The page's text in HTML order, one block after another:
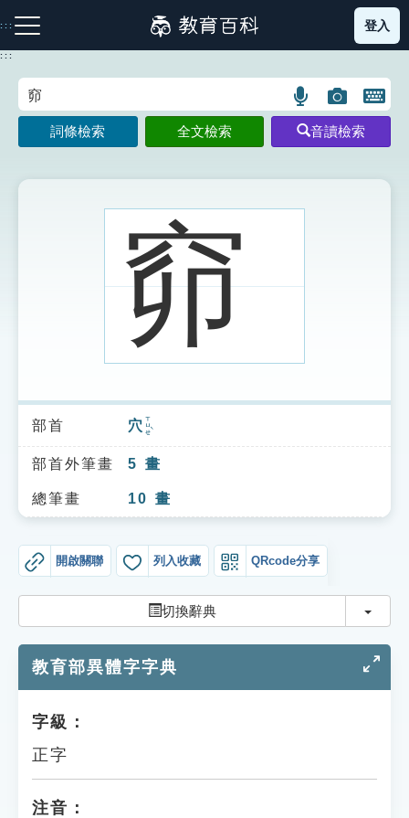
到
主
:::
注音索引圖示 筆畫索引圖示 部首索引表圖示
索引選單
知識索引
單字索引
遊戲專區
教學應用
貓頭鷹博士
登入
:::
語
言
搜
示
圖
片
搜
開
鍵
圖
詞條檢索 全文檢索 音讀檢索
窌
部首 穴 ㄒㄩㄝˋ
部首外筆畫 5 畫
總筆畫 10 畫
開啟關聯 列入收藏 QRcode分享
切換辭典 切換
教育部異體字字典
字級：
正字
注音：